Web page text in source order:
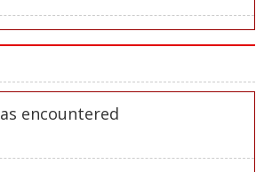
encountered